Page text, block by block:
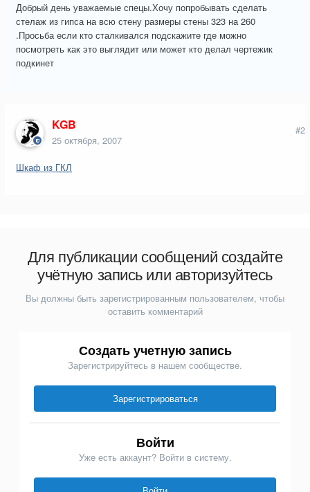
Добрый день уважаемые спецы.Хочу попробывать сделать
стелаж из гипса на всю стену размеры стены 323 на 260
.Просьба если кто сталкивался подскажите где можно
посмотреть как это выглядит или может кто делал чертежик
подкинет
KGB
25 октября, 2007
#2
Шкаф из ГКЛ
Для публикации сообщений создайте
учётную запись или авторизуйтесь
Вы должны быть зарегистрированным пользователем, чтобы
оставить комментарий
Создать учетную запись
Зарегистрируйтесь в нашем сообществе.
Зарегистрироваться
Войти
Уже есть аккаунт? Войти в систему.